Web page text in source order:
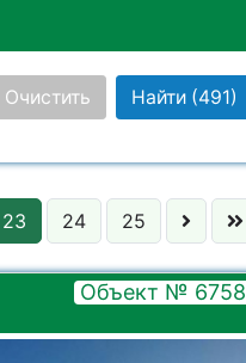
Найти (491)
Очистить
Ничего не выбрано
Ничего не выбрано
23 24 25
Объект № 6758